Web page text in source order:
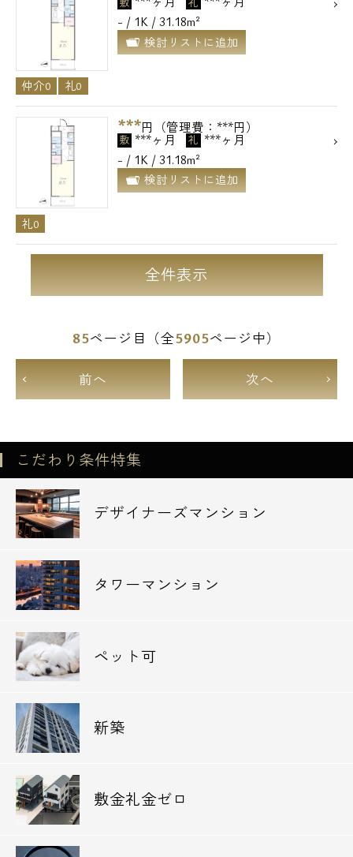
- / 1K / 31.18m²
検討リストに追加
仲介0 礼0
***円（管理費：***円）
敷 ***ヶ月 礼 ***ヶ月
- / 1K / 31.18m²
検討リストに追加
礼0
全件表示
85ページ目（全5905ページ中）
前へ 次へ
こだわり条件特集
デザイナーズマンション
タワーマンション
ペット可
新築
敷金礼金ゼロ